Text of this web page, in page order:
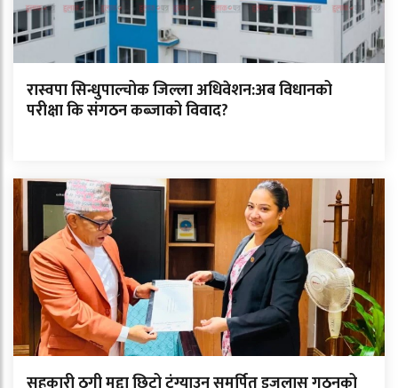
रास्वपा सिन्धुपाल्चोक जिल्ला अधिवेशन:अब विधानको
परीक्षा कि संगठन कब्जाको विवाद?